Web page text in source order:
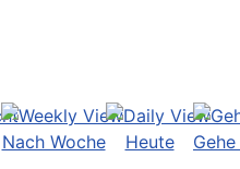
Nach Woche Heute